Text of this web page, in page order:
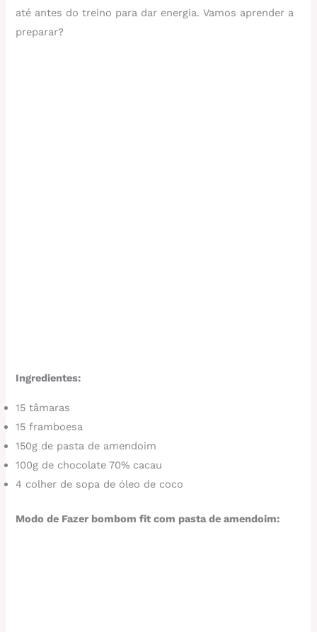
até antes do treino para dar energia. Vamos aprender a
preparar?
Ingredientes:
15 tâmaras
15 framboesa
150g de pasta de amendoim
100g de chocolate 70% cacau
4 colher de sopa de óleo de coco
Modo de Fazer bombom fit com pasta de amendoim: